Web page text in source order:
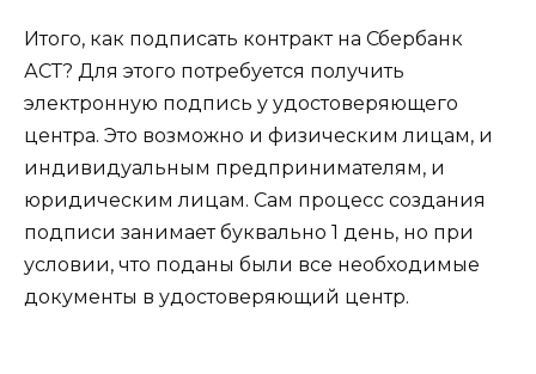
Итого, как подписать контракт на Сбербанк
АСТ? Для этого потребуется получить
электронную подпись у удостоверяющего
центра. Это возможно и физическим лицам, и
индивидуальным предпринимателям, и
юридическим лицам. Сам процесс создания
подписи занимает буквально 1 день, но при
условии, что поданы были все необходимые
документы в удостоверяющий центр.